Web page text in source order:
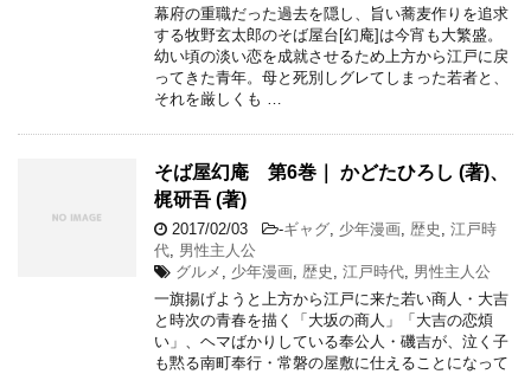
幕府の重職だった過去を隠し、旨い蕎麦作りを追求
する牧野玄太郎のそば屋台[幻庵]は今宵も大繁盛。
幼い頃の淡い恋を成就させるため上方から江戸に戻
ってきた青年。母と死別しグレてしまった若者と、
それを厳しくも …
そば屋幻庵 第6巻｜ かどたひろし (著)、
梶研吾 (著)
2017/02/03 -ギャグ, 少年漫画, 歴史 , 江戸時
代, 男性主人公
グルメ , 少年漫画, 歴史 , 江戸時代, 男性主人公
一旗揚げようと上方から江戸に来た若い商人・大吉
と時次の青春を描く「大坂の商人」「大吉の恋煩
い」、ヘマばかりしている奉公人・磯吉が、泣く子
も黙る南町奉行・常磐の屋敷に仕えることになって